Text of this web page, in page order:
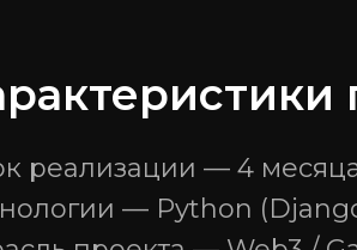
реализации — 4
— Python
Общество с ограниченной
защищены. ИНН 7300022791. ОГРН:
- 62.01 «Разработка компьютерного